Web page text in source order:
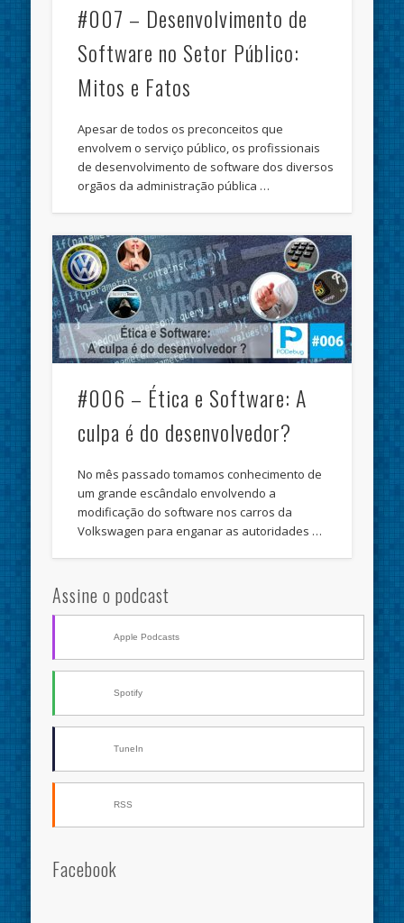
#007 – Desenvolvimento de
Software no Setor Público:
Mitos e Fatos
Apesar de todos os preconceitos que
envolvem o serviço público, os profissionais
de desenvolvimento de software dos diversos
orgãos da administração pública …
#006 – Ética e Software: A
culpa é do desenvolvedor?
No mês passado tomamos conhecimento de
um grande escândalo envolvendo a
modificação do software nos carros da
Volkswagen para enganar as autoridades …
Assine o podcast
Apple Podcasts
Spotify
TuneIn
RSS
Facebook